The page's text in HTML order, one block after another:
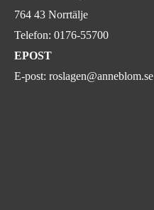
764 43 Norrtälje
Telefon: 0176-55700
EPOST
E-post: roslagen@anneblom.se